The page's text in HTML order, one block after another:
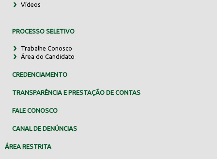
Vídeos
PROCESSO SELETIVO
Trabalhe Conosco
Área do Candidato
CREDENCIAMENTO
TRANSPARÊNCIA E PRESTAÇÃO DE CONTAS
FALE CONOSCO
CANAL DE DENÚNCIAS
ÁREA RESTRITA